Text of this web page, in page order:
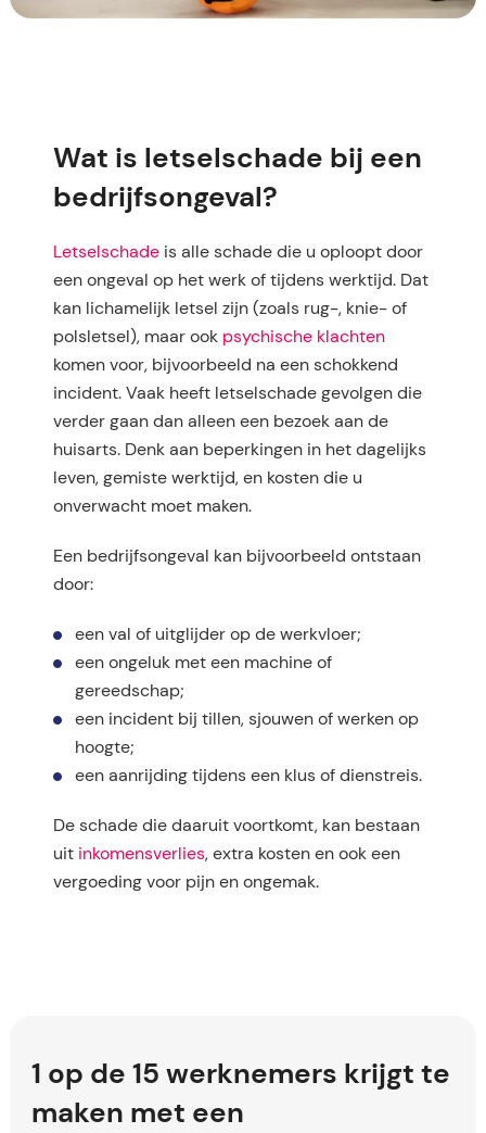
Wat is letselschade bij een
bedrijfsongeval?
Letselschade is alle schade die u oploopt door
een ongeval op het werk of tijdens werktijd. Dat
kan lichamelijk letsel zijn (zoals rug-, knie- of
polsletsel), maar ook psychische klachten
komen voor, bijvoorbeeld na een schokkend
incident. Vaak heeft letselschade gevolgen die
verder gaan dan alleen een bezoek aan de
huisarts. Denk aan beperkingen in het dagelijks
leven, gemiste werktijd, en kosten die u
onverwacht moet maken.
Een bedrijfsongeval kan bijvoorbeeld ontstaan
door:
een val of uitglijder op de werkvloer;
een ongeluk met een machine of
gereedschap;
een incident bij tillen, sjouwen of werken op
hoogte;
een aanrijding tijdens een klus of dienstreis.
De schade die daaruit voortkomt, kan bestaan
uit inkomensverlies, extra kosten en ook een
vergoeding voor pijn en ongemak.
1 op de 15 werknemers krijgt te
maken met een